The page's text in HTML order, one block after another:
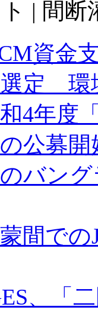
| 間断
資金
選定 環
4年度
公募開
バン
間で
、「